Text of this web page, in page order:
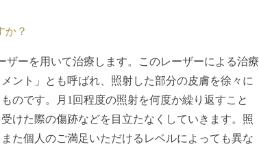
か？
ザーを用いて治療します。このレーザーによる治療
ント」とも呼ばれ、照射した部分の皮膚を徐々に
のです。月1回程度の照射を何度か繰り返すこと
けた際の傷跡などを目立たなくしていきます。照
た個人のご満足いただけるレベルによっても異な